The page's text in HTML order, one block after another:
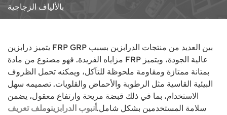
بالألياف الزجاجية
يتميز درابزين FRP GRP بين العديد من منتجات الدرابزين بسبب
مزاياه الفريدة. فهو مصنوع من مادة FRP عالية الجودة، ويتميز
بمتانة ممتازة ومقاومة ملحوظة للتآكل، ويمكنه تحمل الظروف
البيئية القاسية مثل الرطوبة والأحماض والقلويات. تصميمه سهل
الاستخدام، بما في ذلك قبضة مريحة وارتفاع معقول، يضمن
سلامة المستخدمين بشكل شامل.أنبوب الدرابزينوملف تعريف